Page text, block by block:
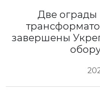
Две ограды
завершены